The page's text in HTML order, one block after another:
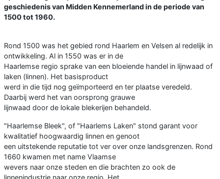
geschiedenis van Midden Kennemerland in de periode van
1500 tot 1960.
Rond 1500 was het gebied rond Haarlem en Velsen al redelijk in
ontwikkeling. Al in 1550 was er in de
Haarlemse regio sprake van een bloeiende handel in lijnwaad of
laken (linnen). Het basisproduct
werd in die tijd nog geïmporteerd en ter plaatse veredeld.
Daarbij werd het van oorsprong grauwe
lijnwaad door de lokale blekerijen behandeld.
"Haarlemse Bleek", of "Haarlems Laken" stond garant voor
kwalitatief hoogwaardig linnen en genoot
een uitstekende reputatie tot ver over onze landsgrenzen. Rond
1660 kwamen met name Vlaamse
wevers naar onze steden en die brachten zo ook de
linnenindustrie naar onze regio. Het